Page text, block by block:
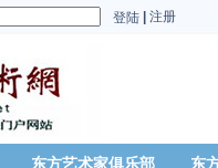
登陆| 注册
东方艺术家俱乐部 东